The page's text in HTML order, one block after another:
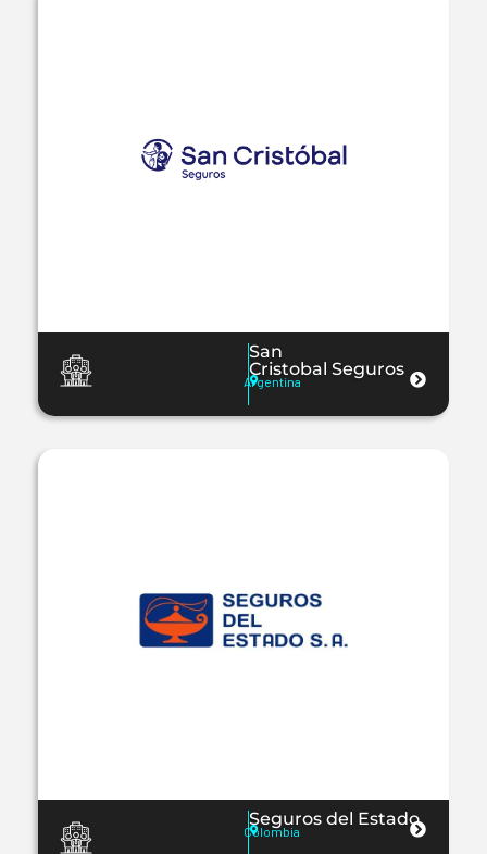
San
Cristobal Seguros
Argentina
Seguros del Estado
Colombia